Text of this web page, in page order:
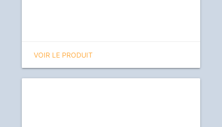
VOIR LE PRODUIT